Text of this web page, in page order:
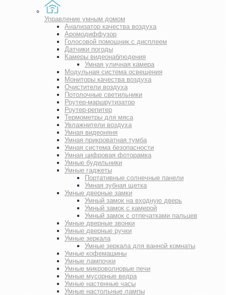
Управление умным домом
Анализатор качества воздуха
Аромодиффузор
Голосовой помощник с дисплеем
Датчики погоды
Камеры видеонаблюдения
Умная уличная камера
Модульная система освещения
Мониторы качества воздуха
Очистители воздуха
Потолочные светильники
Роутер-маршрутизатор
Роутер-репитер
Термометры для мяса
Увлажнители воздуха
Умная видеоняня
Умная прикроватная тумба
Умная система безопасности
Умная цифровая фоторамка
Умные будильники
Умные гаджеты
Портативные солнечные панели
Умная зубная щетка
Умные дверные замки
Умный замок на входную дверь
Умный замок с камерой
Умный замок с отпечатками пальцев
Умные дверные звонки
Умные дверные ручки
Умные зеркала
Умные зеркала для ванной комнаты
Умные кофемашины
Умные лампочки
Умные микроволновые печи
Умные мусорные ведра
Умные настенные часы
Умные настольные лампы